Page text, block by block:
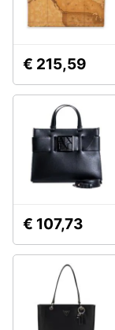
€ 215,59
€ 107,73